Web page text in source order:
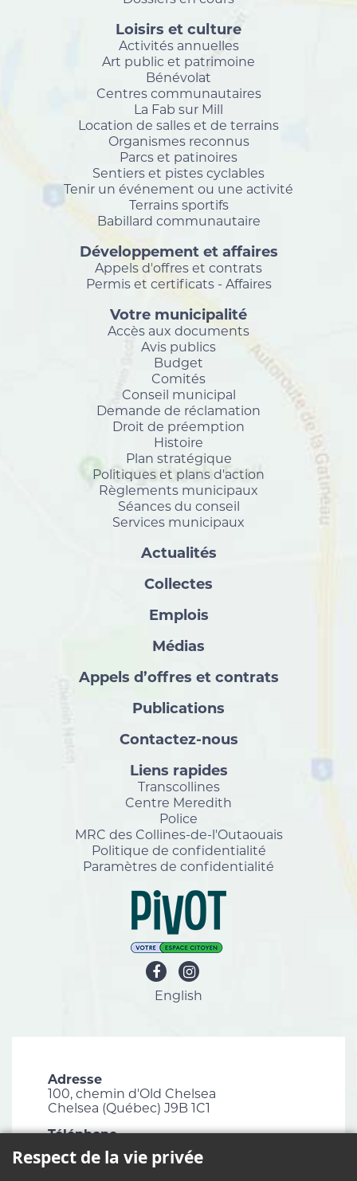
Loisirs et culture
Activités annuelles
Art public et patrimoine
Bénévolat
Centres communautaires
La Fab sur Mill
Location de salles et de terrains
Organismes reconnus
Parcs et patinoires
Sentiers et pistes cyclables
Tenir un événement ou une activité
Terrains sportifs
Babillard communautaire
Développement et affaires
Appels d'offres et contrats
Permis et certificats - Affaires
Votre municipalité
Accès aux documents
Avis publics
Budget
Comités
Conseil municipal
Demande de réclamation
Droit de préemption
Histoire
Plan stratégique
Politiques et plans d'action
Règlements municipaux
Séances du conseil
Services municipaux
Actualités
Collectes
Emplois
Médias
Appels d’offres et contrats
Publications
Contactez-nous
Liens rapides
Transcollines
Centre Meredith
Police
MRC des Collines-de-l'Outaouais
Politique de confidentialité
Paramètres de confidentialité
English
Adresse
100, chemin d'Old Chelsea
Chelsea (Québec) J9B 1C1
Téléphone
819 827-1124
Respect de la vie privée